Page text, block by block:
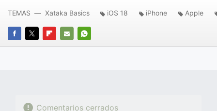
FACEBOOK
TWITTERFLIPBOARD
E-
WHATSAPP
TEMAS Xataka Basics iOS 18 iPhone Apple
Comentarios cerrados